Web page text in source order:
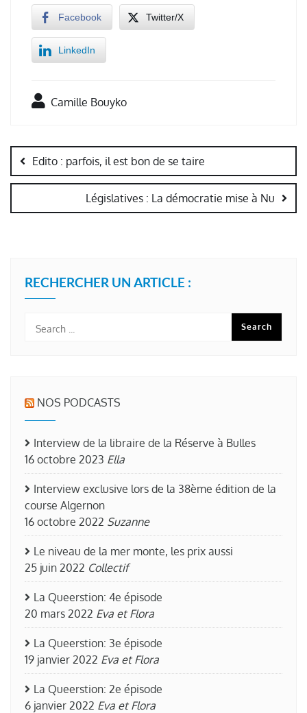
Facebook Twitter/X
LinkedIn
Camille Bouyko
de
l’article
Edito : parfois, il est bon de se taire
Législatives : La démocratie mise à Nu
RECHERCHER UN ARTICLE :
NOS PODCASTS
Interview de la libraire de la Réserve à Bulles
16 octobre 2023 Ella
Interview exclusive lors de la 38ème édition de la
course Algernon
16 octobre 2022 Suzanne
Le niveau de la mer monte, les prix aussi
25 juin 2022 Collectif
La Queerstion: 4e épisode
20 mars 2022 Eva et Flora
La Queerstion: 3e épisode
19 janvier 2022 Eva et Flora
La Queerstion: 2e épisode
6 janvier 2022 Eva et Flora